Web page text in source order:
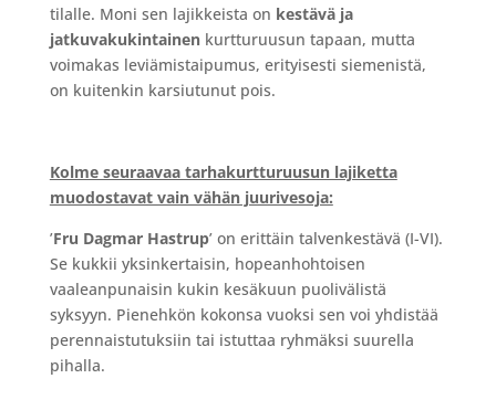
tilalle. Moni sen lajikkeista on kestävä ja
jatkuvakukintainenkurtturuusun tapaan, mutta
voimakas leviämistaipumus, erityisesti siemenistä,
on kuitenkin karsiutunut pois.
Kolme seuraavaa tarhakurtturuusun lajiketta
muodostavat vain vähän juurivesoja:
’Fru Dagmar Hastrup’ on erittäin talvenkestävä (I-VI).
Se kukkii yksinkertaisin, hopeanhohtoisen
vaaleanpunaisin kukin kesäkuun puolivälistä
syksyyn. Pienehkön kokonsa vuoksi sen voi yhdistää
perennaistutuksiin tai istuttaa ryhmäksi suurella
pihalla.